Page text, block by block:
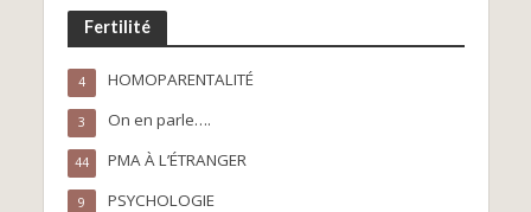
Fertilité
HOMOPARENTALITÉ
4
On en parle….
3
PMA À L’ÉTRANGER
44
PSYCHOLOGIE
9